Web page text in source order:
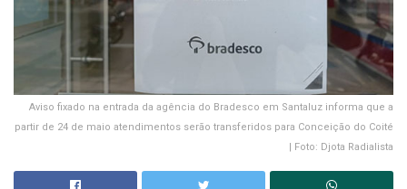
Aviso fixado na entrada da agência do Bradesco em Santaluz informa que a
partir de 24 de maio atendimentos serão transferidos para Conceição do Coité
| Foto: Djota Radialista